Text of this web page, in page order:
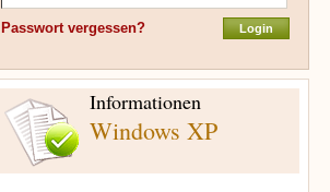
Passwort vergessen?
Informationen
Windows XP